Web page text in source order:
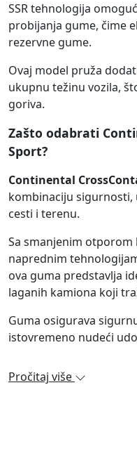
SSR tehnologija
probijanja gume, čime
rezervne gume.
Ovaj model pruža
ukupnu težinu vozila,
goriva.
Zašto odabrati
Sport?
Continental
kombinaciju
cesti i terenu.
Sa smanjenim
naprednim
ova guma predstavlja
laganih kamiona koji
Guma osigurava
istovremeno nudeći
Pročitaj više